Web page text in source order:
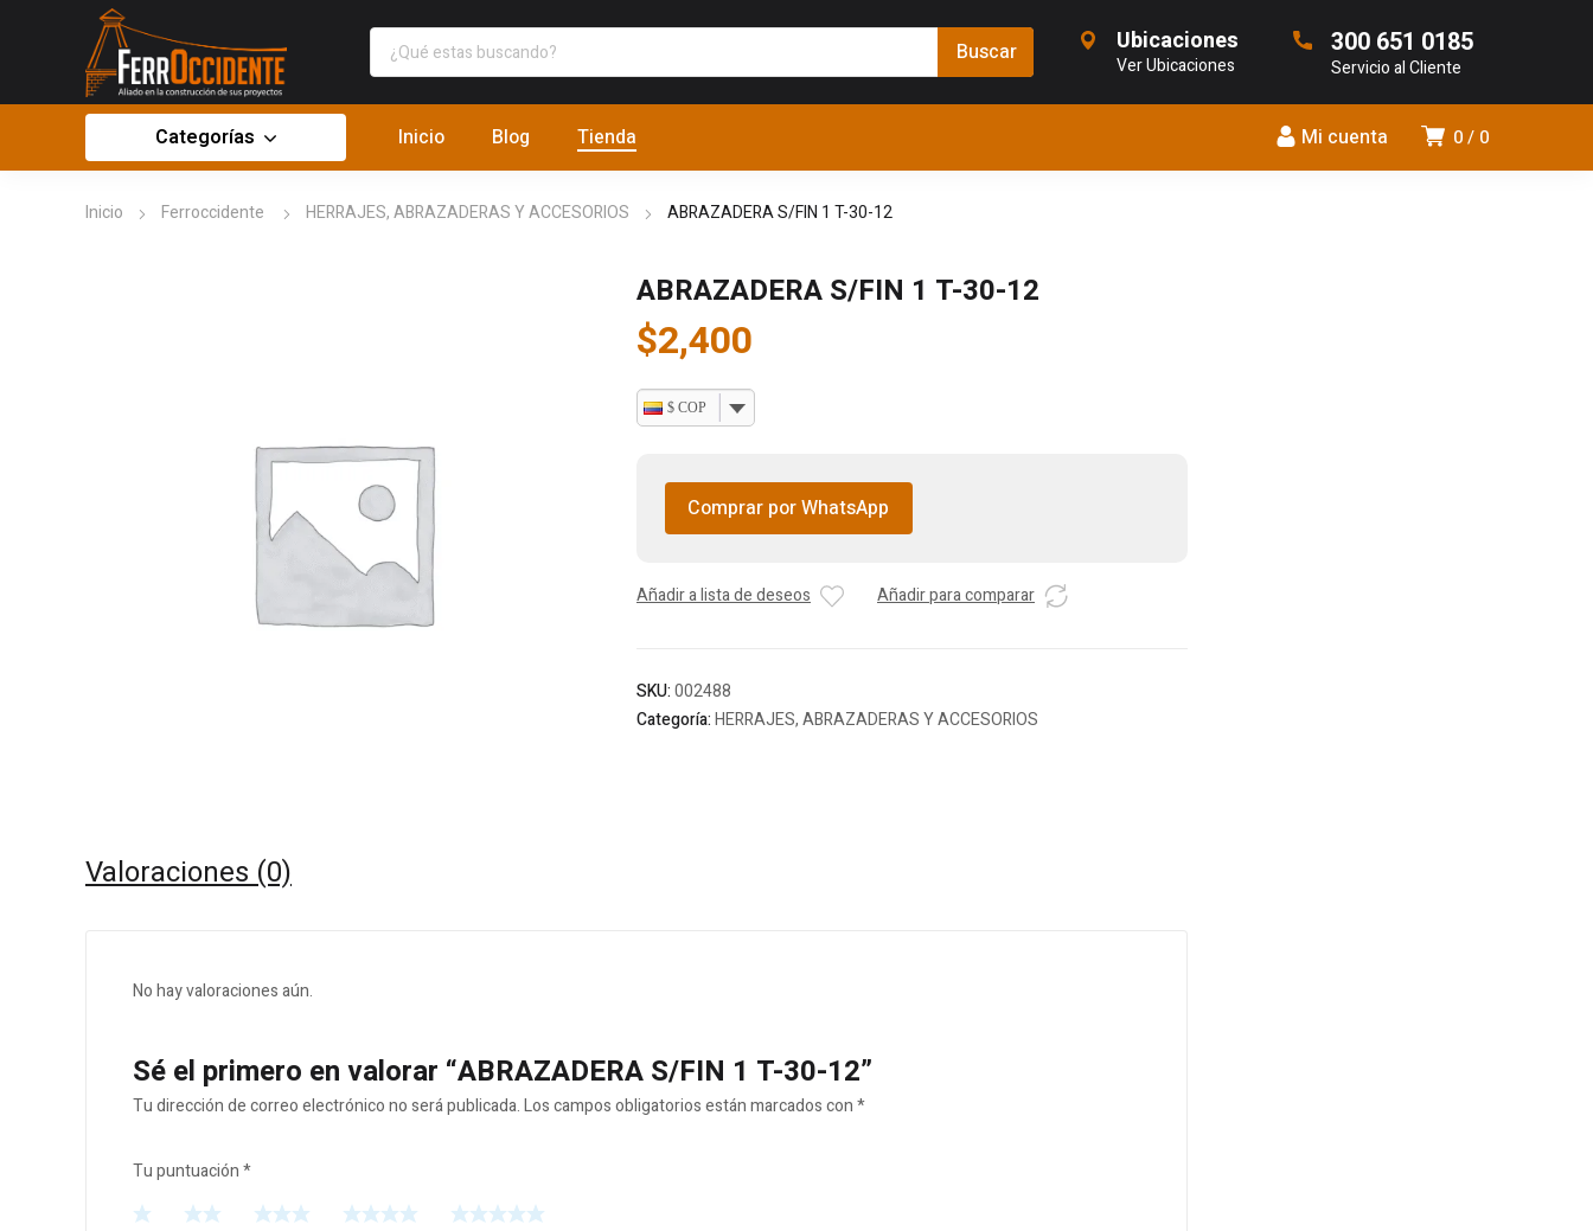
Ubicaciones
Ver Ubicaciones
300 651 0185
Servicio al Cliente
0 0
Mi cuenta
Categorías Inicio Blog Tienda
Inicio Ferroccidente HERRAJES, ABRAZADERAS Y ACCESORIOS ABRAZADERA S/FIN 1 T-30-12
ABRAZADERA S/FIN 1 T-30-12
$2,400
$ COP
Comprar por WhatsApp
Añadir a lista de deseos Añadir para comparar
SKU:002488
Categoría:HERRAJES, ABRAZADERAS Y ACCESORIOS
Valoraciones (0)
No hay valoraciones aún.
Sé el primero en valorar “ABRAZADERA S/FIN 1 T-30-12”
Tu dirección de correo electrónico no será publicada.Los campos obligatorios están marcados con*
Tu puntuación*